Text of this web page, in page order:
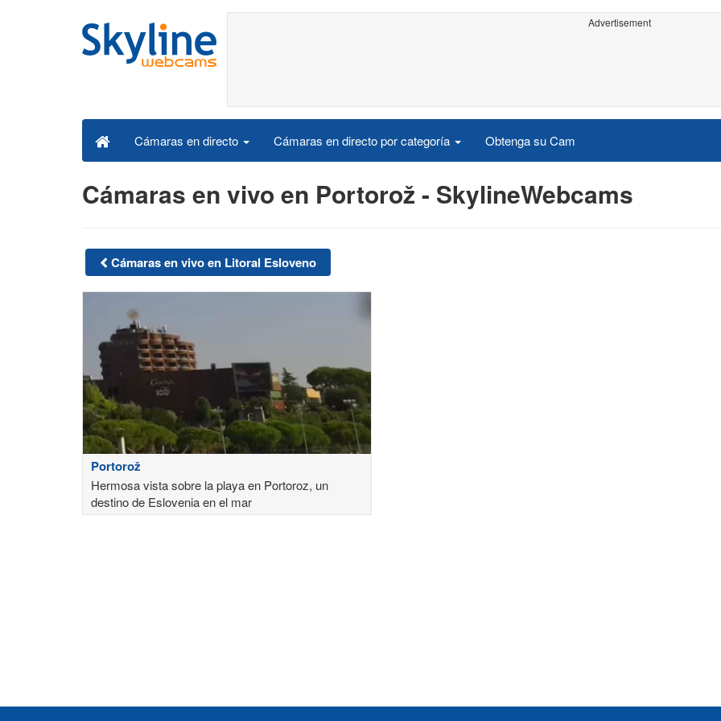
Advertisement
Cámaras en directo Cámaras en directo por categoría Obtenga su Cam
Cámaras en vivo en Portorož - SkylineWebcams
Cámaras en vivo en Litoral Esloveno
Portorož
Hermosa vista sobre la playa en Portoroz, un
destino de Eslovenia en el mar